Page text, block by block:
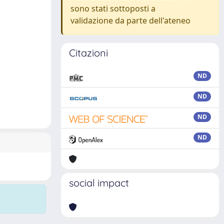
sono stati sottoposti a
validazione da parte dell'ateneo
Citazioni
ND
ND
ND
ND
social impact